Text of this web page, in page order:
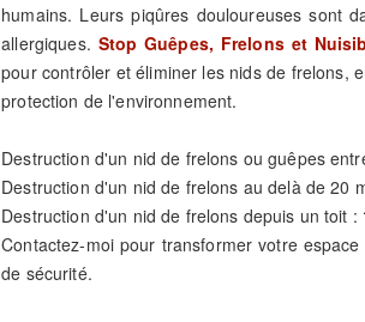
humains. Leurs piqûres douloureuses sont
allergiques. Stop Guêpes, Frelons et
pour contrôler et éliminer les nids de frelons,
protection de l'environnement.
Destruction d'un nid de frelons ou guêpes
Destruction d'un nid de frelons au delà de 20
Destruction d'un nid de frelons depuis un toit :
Contactez-moi pour transformer votre espace
de sécurité.